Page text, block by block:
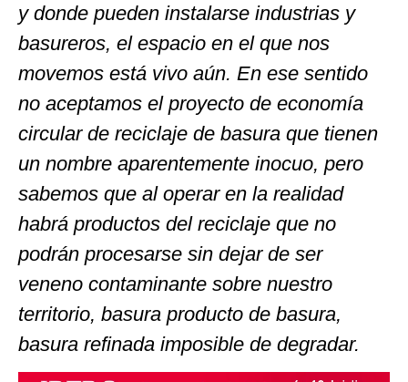
y donde pueden instalarse industrias y
basureros, el espacio en el que nos
movemos está vivo aún. En ese sentido
no aceptamos el proyecto de economía
circular de reciclaje de basura que tienen
un nombre aparentemente inocuo, pero
sabemos que al operar en la realidad
habrá productos del reciclaje que no
podrán procesarse sin dejar de ser
veneno contaminante sobre nuestro
territorio, basura producto de basura,
basura refinada imposible de degradar.